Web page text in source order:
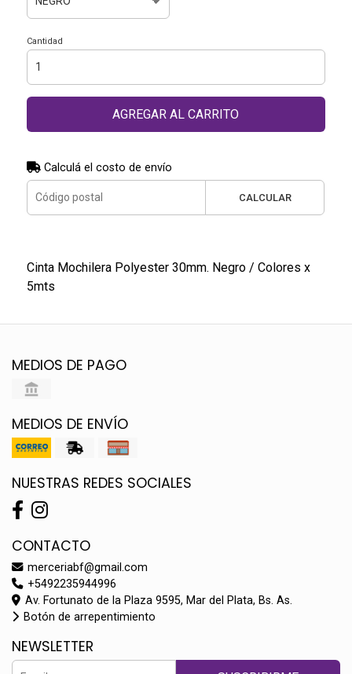
Cantidad
AGREGAR AL CARRITO
Calculá el costo de envío
CALCULAR
Cinta Mochilera Polyester 30mm. Negro / Colores x
5mts
MEDIOS DE PAGO
MEDIOS DE ENVÍO
NUESTRAS REDES SOCIALES
CONTACTO
merceriabf@gmail.com
+5492235944996
Av. Fortunato de la Plaza 9595, Mar del Plata, Bs. As.
Botón de arrepentimiento
NEWSLETTER